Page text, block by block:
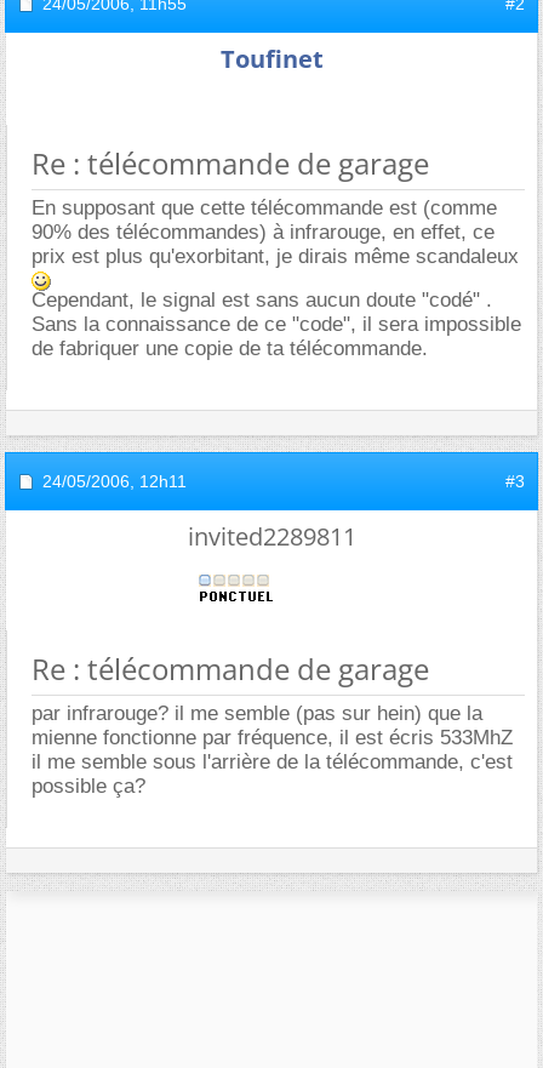
Toufinet
Re : télécommande de garage
En supposant que cette télécommande est (comme
90% des télécommandes) à infrarouge, en effet, ce
prix est plus qu'exorbitant, je dirais même scandaleux
Cependant, le signal est sans aucun doute "codé" .
Sans la connaissance de ce "code", il sera impossible
de fabriquer une copie de ta télécommande.
24/05/2006, 12h11 #3
invited2289811
Re : télécommande de garage
par infrarouge? il me semble (pas sur hein) que la
mienne fonctionne par fréquence, il est écris 533MhZ
il me semble sous l'arrière de la télécommande, c'est
possible ça?